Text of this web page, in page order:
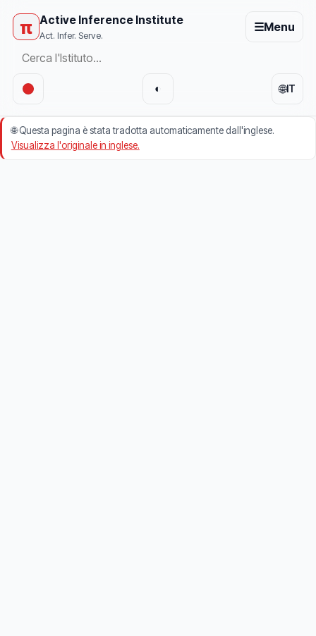
π Active Inference Institute
Act. Infer. Serve.
☰Menu
🌐IT
◐
🌐Questa pagina è stata tradotta automaticamente dall'inglese.
Visualizza l'originale in inglese.